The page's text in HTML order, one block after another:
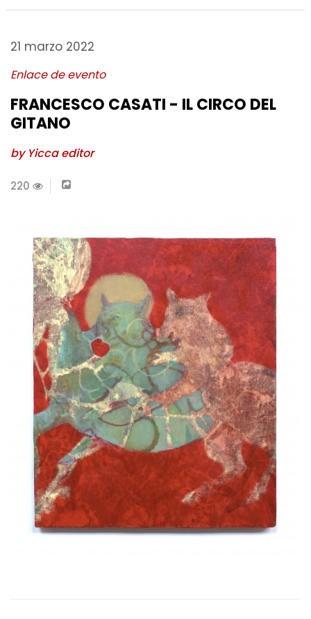
21 marzo 2022
Enlace de evento
FRANCESCO CASATI - IL CIRCO DEL
GITANO
by Yicca editor
220